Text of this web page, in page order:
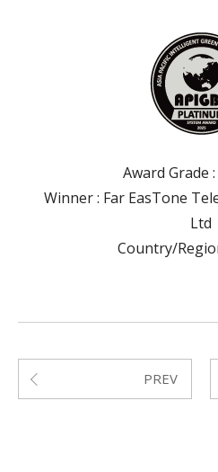
Award Grade
Winner : Far EasTone
Ltd
Country/
PREV